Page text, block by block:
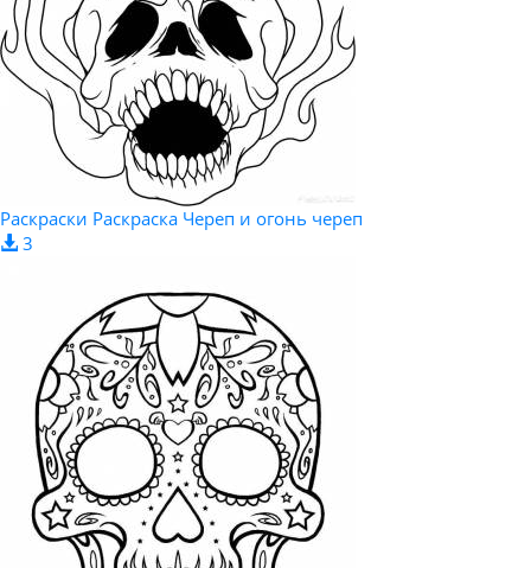
Раскраски Раскраска Череп и огонь череп
3